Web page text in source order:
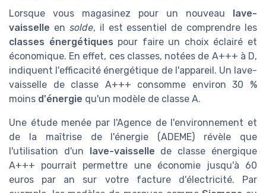
Lorsque vous magasinez pour un nouveau lave-
vaisselle en solde, il est essentiel de comprendre les
classes énergétiques pour faire un choix éclairé et
économique. En effet, ces classes, notées de A+++ à D,
indiquent l'efficacité énergétique de l'appareil. Un lave-
vaisselle de classe A+++ consomme environ 30 %
moins d'énergie qu'un modèle de classe A.
Une étude menée par l'Agence de l'environnement et
de la maîtrise de l'énergie (ADEME) révèle que
l'utilisation d'un lave-vaisselle de classe énergique
A+++ pourrait permettre une économie jusqu'à 60
euros par an sur votre facture d'électricité. Par